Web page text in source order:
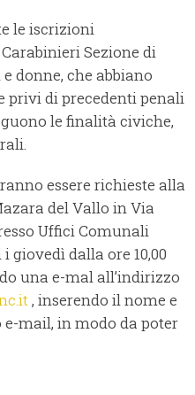
le iscrizioni
Sezione di
donne, che abbiano
privi di precedenti penali
le finalità civiche,
essere richieste alla
del Vallo in Via
Uffici Comunali
giovedì dalla ore 10,00
una e-mal all’indirizzo
, inserendo il nome e
mail, in modo da poter